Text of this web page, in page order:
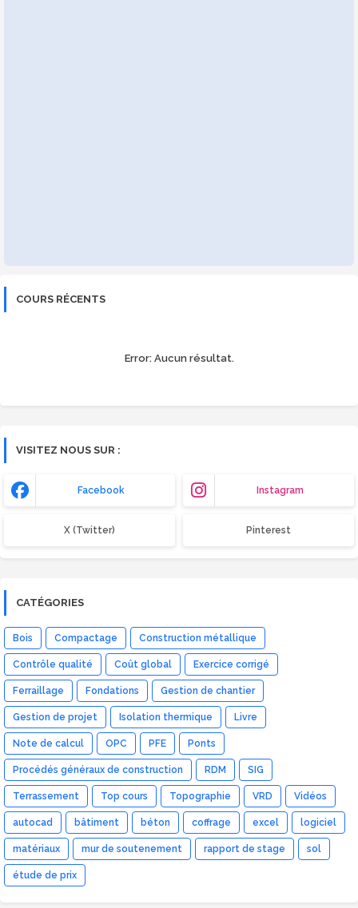
COURS RÉCENTS
Error:Aucun résultat.
VISITEZ NOUS SUR :
Facebook Instagram
X (Twitter) Pinterest
CATÉGORIES
Bois Compactage Construction métallique
Contrôle qualité Coût global Exercice corrigé
Ferraillage Fondations Gestion de chantier
Gestion de projet Isolation thermique Livre
Note de calcul OPC PFE Ponts
Procédés généraux de construction RDM SIG
Terrassement Top cours Topographie VRD Vidéos
autocad bâtiment béton coffrage excel logiciel
matériaux mur de soutenement rapport de stage sol
étude de prix